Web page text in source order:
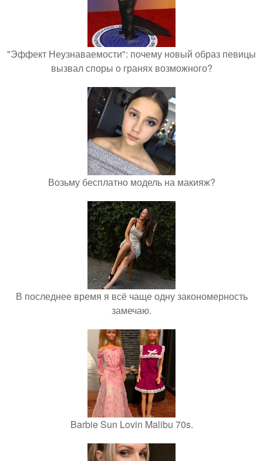
"Эффект Неузнаваемости": почему новый образ певицы
вызвал споры о гранях возможного?
Возьму бесплатно модель на макияж?
В последнее время я всё чаще одну закономерность
замечаю.
Barbie Sun Lovin Malibu 70s.